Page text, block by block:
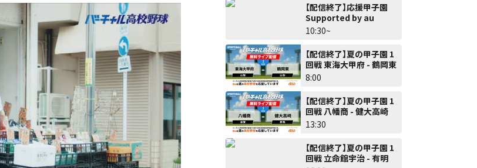
【配信終了】応援甲子園
Supported by au
10:30~
【配信終了】夏の甲子園 1
回戦 東海大甲府 - 鶴岡東
8:00
【配信終了】夏の甲子園 1
回戦 八幡商 - 健大高崎
13:30
【配信終了】夏の甲子園 1
回戦 立命館宇治 - 有明